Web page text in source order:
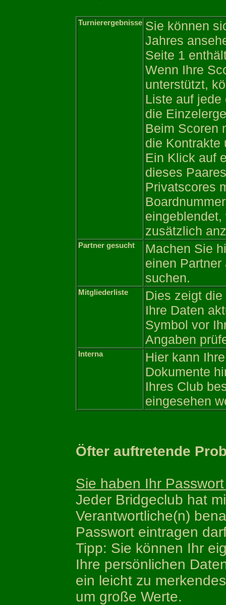
Turnierergebnisse Sie können
Jahres
Seite 1
Wenn Ihre
unterstützt,
Liste auf
die
Beim Scoren
die Kontrakte
Ein Klick auf
dieses
Privatscores
zusätzlich
Partner gesucht
Machen Sie
einen Partner
suchen.
Mitgliederliste
Dies zeigt
Ihre Daten
Symbol vor
Angaben
Interna
Hier kann
Dokumente
Ihres Club
eingesehen
Öfter auftretende
Sie haben Ihr
Jeder Bridgeclub hat
Verantwortliche(n)
Passwort eintragen
Tipp: Sie können Ihr
Ihre persönlichen
ein leicht zu
um große Werte.